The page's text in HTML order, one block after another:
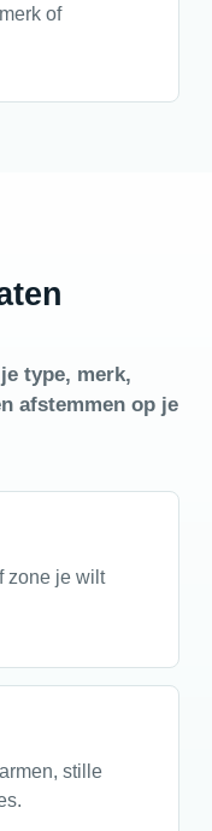
of
type, merk,
afstemmen op je
zone je wilt
stille